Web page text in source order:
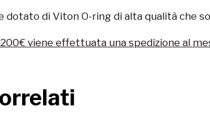
dotato di Viton O-ring di alta qualità che
viene effettuata una spedizione al